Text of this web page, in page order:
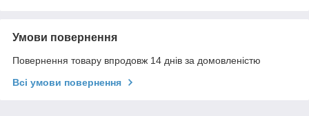
Умови повернення
Повернення товару впродовж 14 днів за домовленістю
Всі умови повернення